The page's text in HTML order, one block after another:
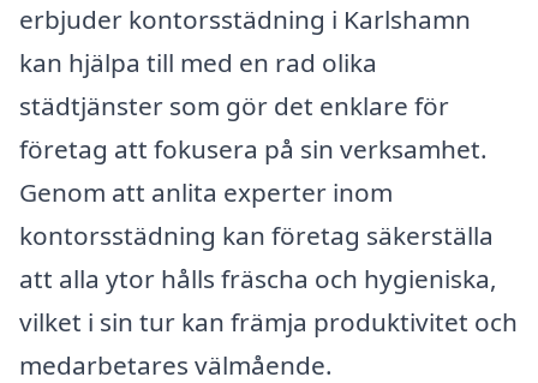
erbjuder kontorsstädning i Karlshamn
kan hjälpa till med en rad olika
städtjänster som gör det enklare för
företag att fokusera på sin verksamhet.
Genom att anlita experter inom
kontorsstädning kan företag säkerställa
att alla ytor hålls fräscha och hygieniska,
vilket i sin tur kan främja produktivitet och
medarbetares välmående.